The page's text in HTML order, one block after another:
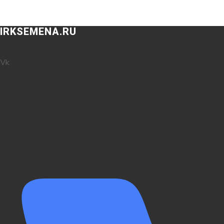
IRKSEMENA.RU
Vk